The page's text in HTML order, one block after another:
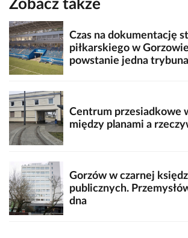
Zobacz także
Czas na dokumentację
piłkarskiego w
powstanie jedna trybuna
Centrum przesiadkowe
między planami a
Gorzów w czarnej
publicznych.
dna